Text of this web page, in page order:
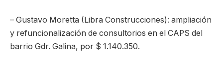
– Gustavo Moretta (Libra Construcciones): ampliación
y refuncionalización de consultorios en el CAPS del
barrio Gdr. Galina, por $ 1.140.350.